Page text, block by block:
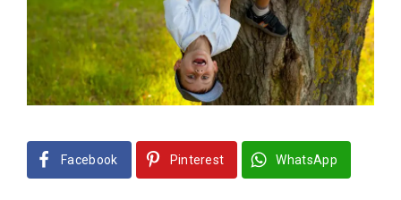
Facebook Pinterest WhatsApp